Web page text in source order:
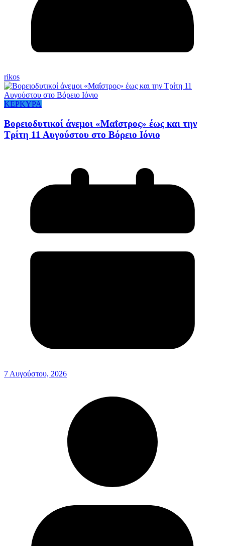
rikos
ΚΕΡΚΥΡΑ
Βορειοδυτικοί άνεμοι «Μαΐστρος» έως και την
Τρίτη 11 Αυγούστου στο Βόρειο Ιόνιο
7 Αυγούστου, 2026